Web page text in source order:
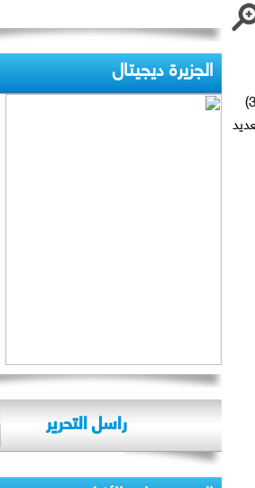
معرضين يومي الأربعاء والخميس الماضيين في مسرح الكلية، الأول جاء بعنوان (خذي وأعطي) حيث تم تبادل (30)
الجزيرة ديجيتال
راسل التحرير